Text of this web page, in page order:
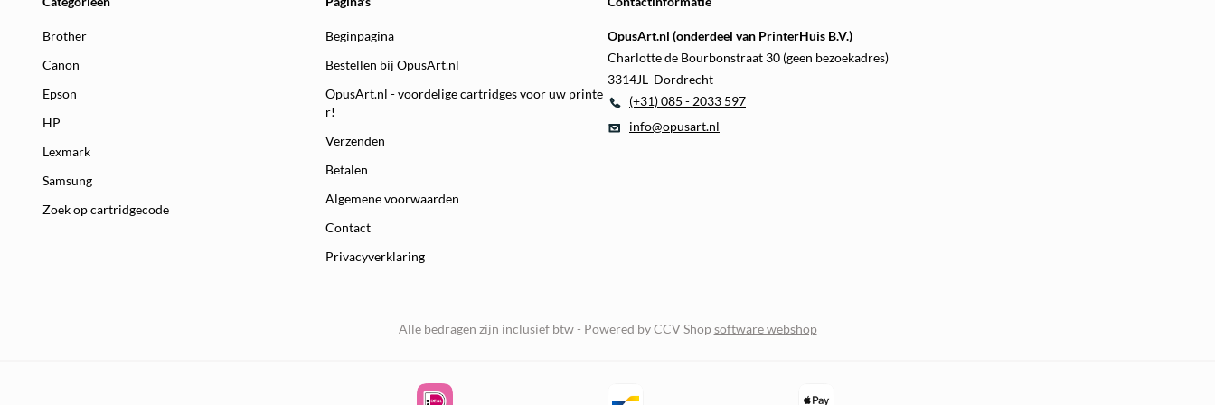
Brother
Canon
Epson
HP
Lexmark
Samsung
Zoek op cartridgecode
Beginpagina
Bestellen bij OpusArt.nl
OpusArt.nl - voordelige cartridges voor uw printe
r!
Verzenden
Betalen
Algemene voorwaarden
Contact
Privacyverklaring
OpusArt.nl (onderdeel van PrinterHuis B.V.)
Charlotte de Bourbonstraat 30 (geen bezoekadres)
3314JL Dordrecht
(+31) 085 - 2033 597
info@opusart.nl
Alle bedragen zijn inclusief btw - Powered by CCV Shopsoftware webshop